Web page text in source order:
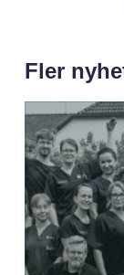
Fler